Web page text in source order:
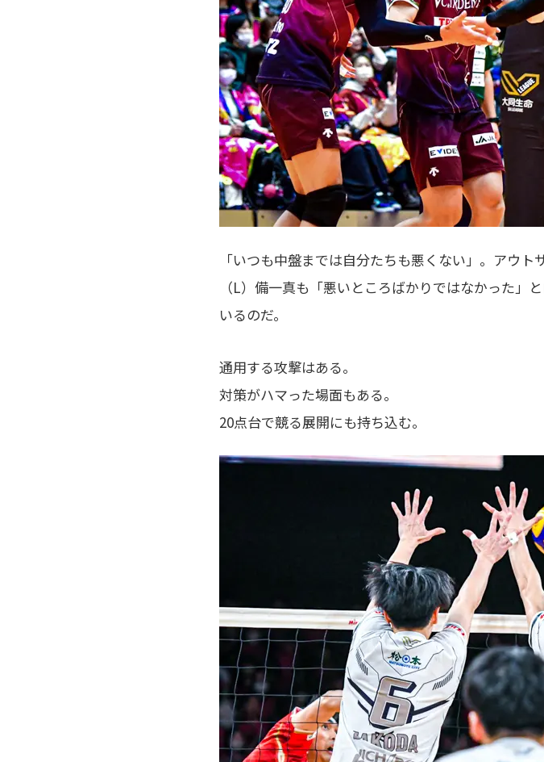
「いつも中盤までは自分たちも悪くない」。アウ
（L）備一真も「悪いところばかりではなかった」
いるのだ。
通用する攻撃はある。
対策がハマった場面もある。
20点台で競る展開にも持ち込む。